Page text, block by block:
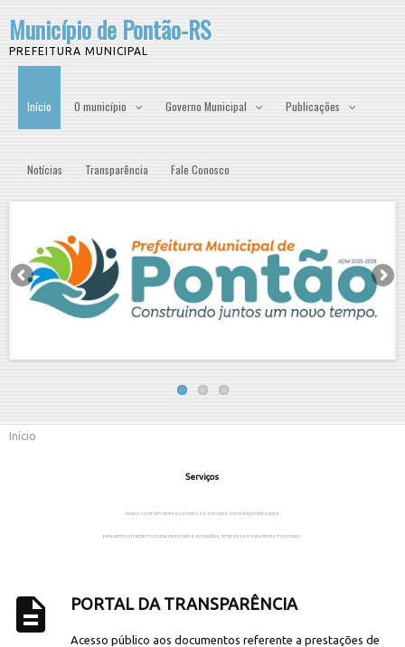
Município de Pontão-RS
PREFEITURA MUNICIPAL
Início O município Governo Municipal Publicações
Notícias Transparência Fale Conosco
Início
Serviços
Abaixo, você tem acesso a todos os serviços online disponibilizados
pela administração municipal destinados a cidadãos, empresas e servidores municipais.
description PORTAL DA TRANSPARÊNCIA
Acesso público aos documentos referente a prestações de